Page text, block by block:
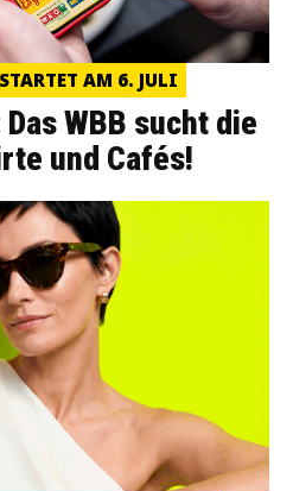
AM 6. JULI
WBB sucht die
und Cafés!